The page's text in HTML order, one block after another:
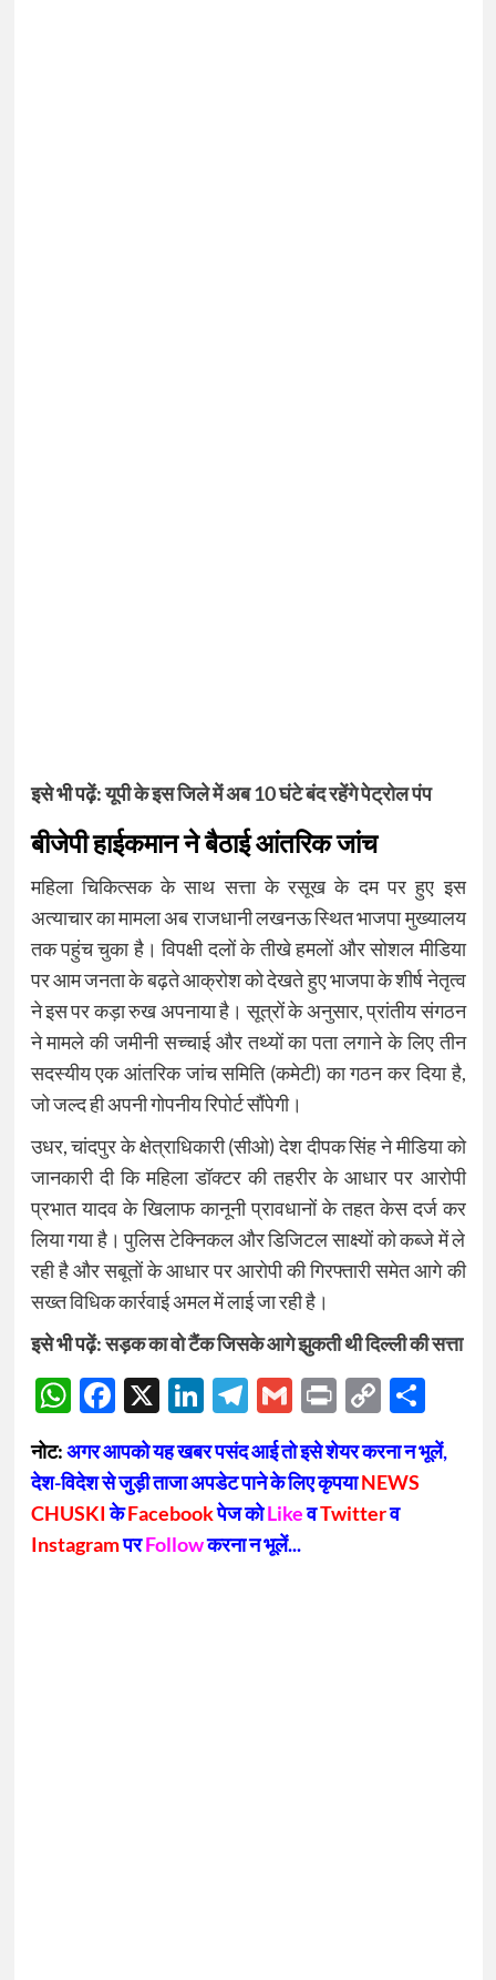
इसे भी पढ़ें:यूपी के इस जिले में अब 10 घंटे बंद रहेंगे पेट्रोल पंप
बीजेपी हाईकमान ने बैठाई आंतरिक जांच
महिला चिकित्सक के साथ सत्ता के रसूख के दम पर हुए इस
अत्याचार का मामला अब राजधानी लखनऊ स्थित भाजपा मुख्यालय
तक पहुंच चुका है। विपक्षी दलों के तीखे हमलों और सोशल मीडिया
पर आम जनता के बढ़ते आक्रोश को देखते हुए भाजपा के शीर्ष नेतृत्व
ने इस पर कड़ा रुख अपनाया है। सूत्रों के अनुसार, प्रांतीय संगठन
ने मामले की जमीनी सच्चाई और तथ्यों का पता लगाने के लिए तीन
सदस्यीय एक आंतरिक जांच समिति (कमेटी) का गठन कर दिया है,
जो जल्द ही अपनी गोपनीय रिपोर्ट सौंपेगी।
उधर, चांदपुर के क्षेत्राधिकारी (सीओ) देश दीपक सिंह ने मीडिया को
जानकारी दी कि महिला डॉक्टर की तहरीर के आधार पर आरोपी
प्रभात यादव के खिलाफ कानूनी प्रावधानों के तहत केस दर्ज कर
लिया गया है। पुलिस टेक्निकल और डिजिटल साक्ष्यों को कब्जे में ले
रही है और सबूतों के आधार पर आरोपी की गिरफ्तारी समेत आगे की
सख्त विधिक कार्रवाई अमल में लाई जा रही है।
इसे भी पढ़ें:सड़क का वो टैंक जिसके आगे झुकती थी दिल्ली की सत्ता
WhatsApp
Facebook
X LinkedIn
Telegram
Gmail
Print
Copy
Link
नोट:अगर आपको यह खबर पसंद आई तो इसे शेयर करना न भूलें,
देश-विदेश से जुड़ी ताजा अपडेट पाने के लिए कृपयाNEWS
CHUSKIकेFacebookपेज कोLikeवTwitterव
InstagramपरFollowकरना न भूलें...